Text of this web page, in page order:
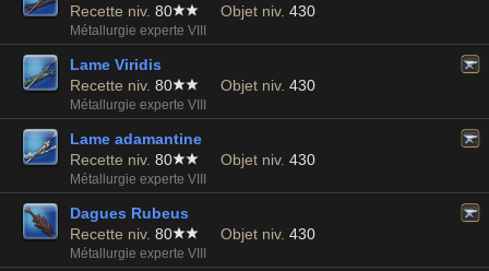
Recette niv. 80 Objet niv. 430
Métallurgie experte VIII
Lame Viridis
Recette niv. 80 Objet niv. 430
Métallurgie experte VIII
Lame adamantine
Recette niv. 80 Objet niv. 430
Métallurgie experte VIII
Dagues Rubeus
Recette niv. 80 Objet niv. 430
Métallurgie experte VIII